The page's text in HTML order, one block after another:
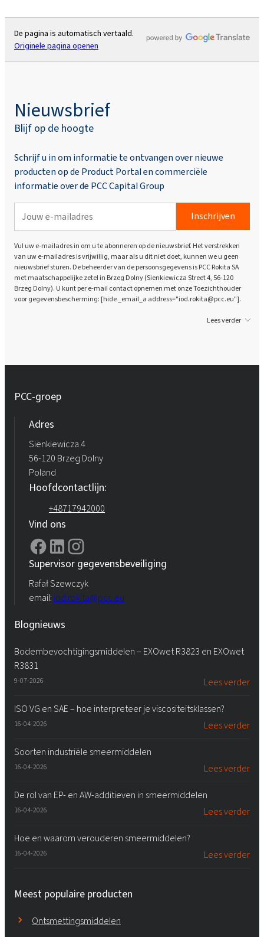
De pagina is automatisch vertaald.
Originele pagina openen
Nieuwsbrief
Blijf op de hoogte
Schrijf u in om informatie te ontvangen over nieuwe
producten op de Product Portal en commerciële
informatie over de PCC Capital Group
Inschrijven
Vul uw e-mailadres in om u te abonneren op de nieuwsbrief. Het verstrekken
van uw e-mailadres is vrijwillig, maar als u dit niet doet, kunnen we u geen
nieuwsbrief sturen. De beheerder van de persoonsgegevens is PCC Rokita SA
met maatschappelijke zetel in Brzeg Dolny (Sienkiewicza Street 4, 56-120
Brzeg Dolny). U kunt per e-mail contact opnemen met onze Toezichthouder
voor gegevensbescherming: [hide _email_a address="iod.rokita@pcc.eu"].
Lees verder
PCC-groep
Adres
Sienkiewicza 4
56-120 Brzeg Dolny
Poland
Hoofdcontactlijn:
+48717942000
Vind ons
Supervisor gegevensbeveiliging
Rafał Szewczyk
email: iod.rokita@pcc.eu
Blognieuws
Bodembevochtigingsmiddelen – EXOwet R3823 en EXOwet
R3831
9-07-2026 Lees verder
ISO VG en SAE – hoe interpreteer je viscositeitsklassen?
16-04-2026 Lees verder
Soorten industriële smeermiddelen
16-04-2026 Lees verder
De rol van EP- en AW-additieven in smeermiddelen
16-04-2026 Lees verder
Hoe en waarom verouderen smeermiddelen?
16-04-2026 Lees verder
Meest populaire producten
Ontsmettingsmiddelen